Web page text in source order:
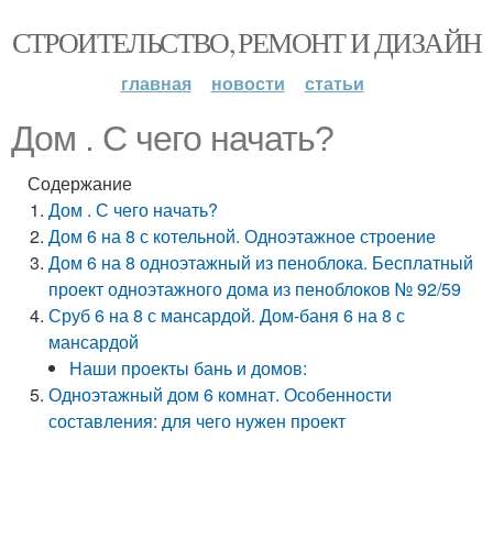
СТРОИТЕЛЬСТВО, РЕМОНТ И ДИЗАЙН
главная новости статьи
Дом . С чего начать?
Содержание
Дом . С чего начать?
Дом 6 на 8 с котельной. Одноэтажное строение
Дом 6 на 8 одноэтажный из пеноблока. Бесплатный
проект одноэтажного дома из пеноблоков № 92/59
Сруб 6 на 8 с мансардой. Дом-баня 6 на 8 с
мансардой
Наши проекты бань и домов:
Одноэтажный дом 6 комнат. Особенности
составления: для чего нужен проект